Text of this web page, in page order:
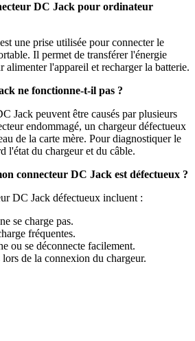
DC Jack pour ordinateur
une prise utilisée pour connecter le
Il permet de transférer l'énergie
alimenter l'appareil et recharger la batterie.
ne fonctionne-t-il pas ?
Jack peuvent être causés par plusieurs
endommagé, un chargeur défectueux
de la carte mère. Pour diagnostiquer le
l'état du chargeur et du câble.
connecteur DC Jack est défectueux ?
DC Jack défectueux incluent :
se charge pas.
fréquentes.
ou se déconnecte facilement.
de la connexion du chargeur.